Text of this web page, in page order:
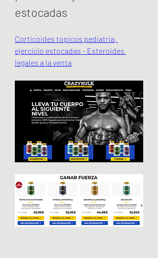
estocadas
Corticoides topicos pediatria,
ejercicio estocadas - Esteroides
legales a la venta